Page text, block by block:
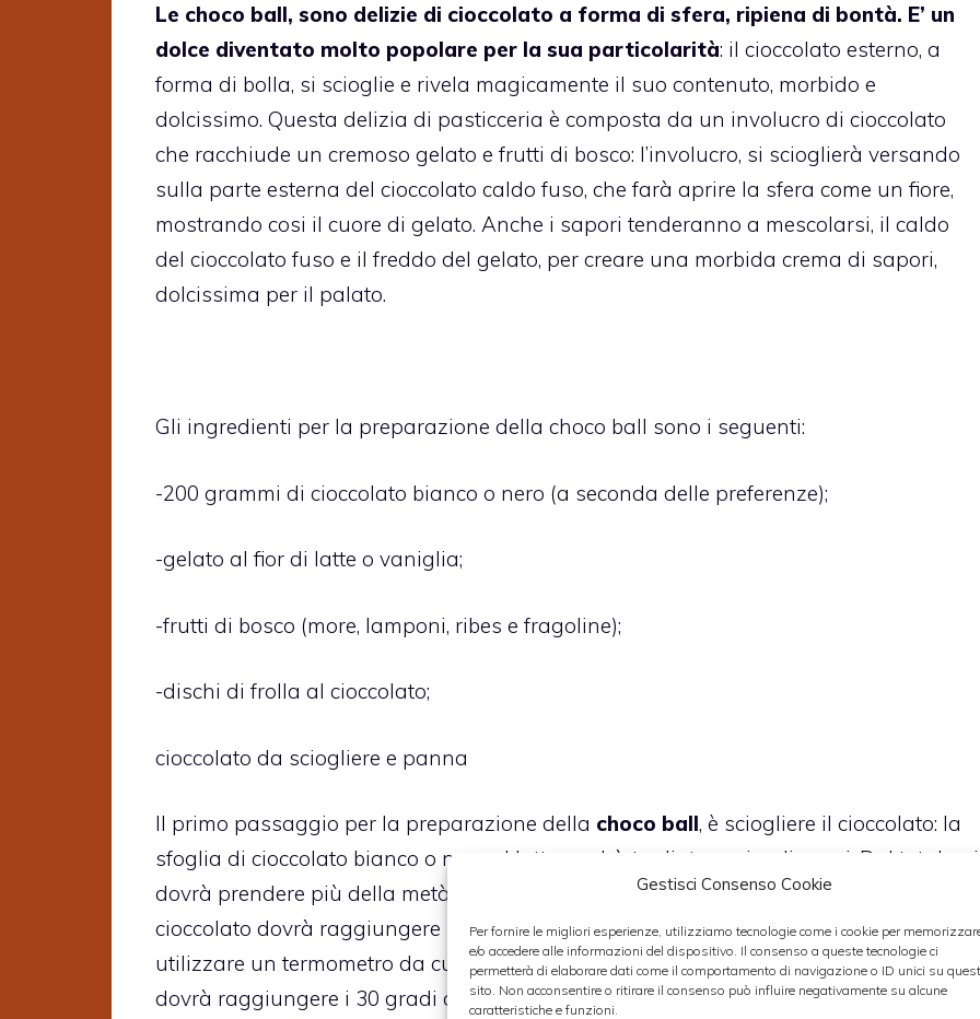
Gestisci Consenso Cookie
Per fornire le migliori esperienze, utilizziamo tecnologie come i cookie per
e/o accedere alle informazioni del dispositivo. Il consenso a queste tecnologie ci
permetterà di elaborare dati come il comportamento di navigazione o ID unici su
sito. Non acconsentire o ritirare il consenso può influire negativamente su alcune
caratteristiche e funzioni.
Le choco ball, sono delizie di cioccolato a forma di sfera, ripiena di bontà. E’ un
dolce diventato molto popolare per la sua particolarità: il cioccolato esterno, a
forma di bolla, si scioglie e rivela magicamente il suo contenuto, morbido e
dolcissimo. Questa delizia di pasticceria è composta da un involucro di cioccolato
che racchiude un cremoso gelato e frutti di bosco: l’involucro, si scioglierà versando
sulla parte esterna del cioccolato caldo fuso, che farà aprire la sfera come un fiore,
mostrando cosi il cuore di gelato. Anche i sapori tenderanno a mescolarsi, il caldo
del cioccolato fuso e il freddo del gelato, per creare una morbida crema di sapori,
dolcissima per il palato.
Gli ingredienti per la preparazione della choco ball sono i seguenti:
-200 grammi di cioccolato bianco o nero (a seconda delle preferenze);
-gelato al fior di latte o vaniglia;
-frutti di bosco (more, lamponi, ribes e fragoline);
-dischi di frolla al cioccolato;
cioccolato da sciogliere e panna
Il primo passaggio per la preparazione della choco ball, è sciogliere il cioccolato: la
sfoglia di cioccolato bianco o nero al latte, andrà tagliata a piccoli pezzi. Dal totale, si
dovrà prendere più della metà delle scaglie, per poi scioglierlo a bagnomaria; il
cioccolato dovrà raggiungere una densità cremosa. Solitamente, è consigliabile
utilizzare un termometro da cucina, per misurare la temperatura del cioccolato, che
dovrà raggiungere i 30 gradi circa.